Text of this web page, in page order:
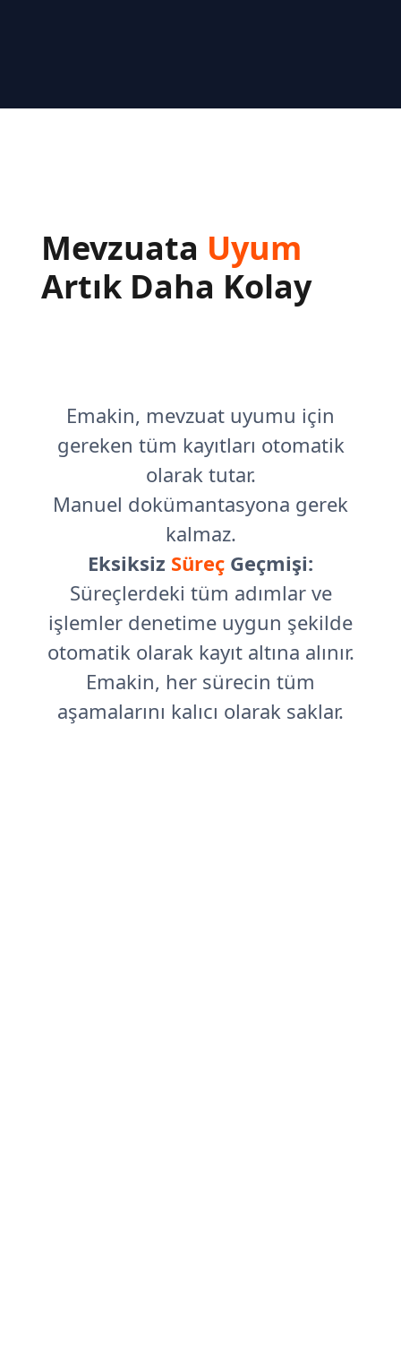
Mevzuata Uyum
Artık Daha Kolay
Emakin, mevzuat uyumu için
gereken tüm kayıtları otomatik
olarak tutar.
Manuel dokümantasyona gerek
kalmaz.
Eksiksiz Süreç Geçmişi:
Süreçlerdeki tüm adımlar ve
işlemler denetime uygun şekilde
otomatik olarak kayıt altına alınır.
Emakin, her sürecin tüm
aşamalarını kalıcı olarak saklar.